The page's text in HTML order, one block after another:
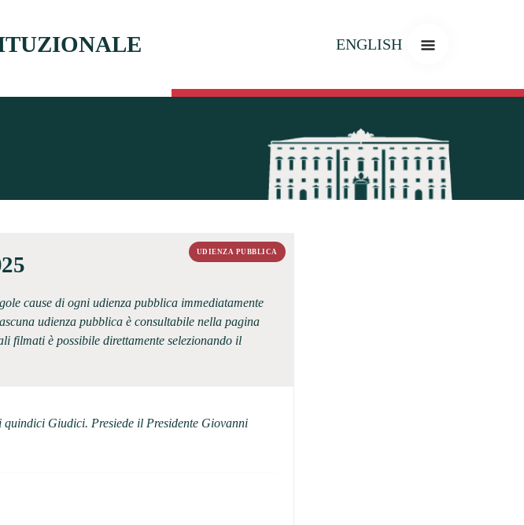
ENGLISH
UDIENZA PUBBLICA
cause di ogni udienza pubblica immediatamente
udienza pubblica è consultabile nella pagina
filmati è possibile direttamente selezionando il
Giudici. Presiede il Presidente Giovanni